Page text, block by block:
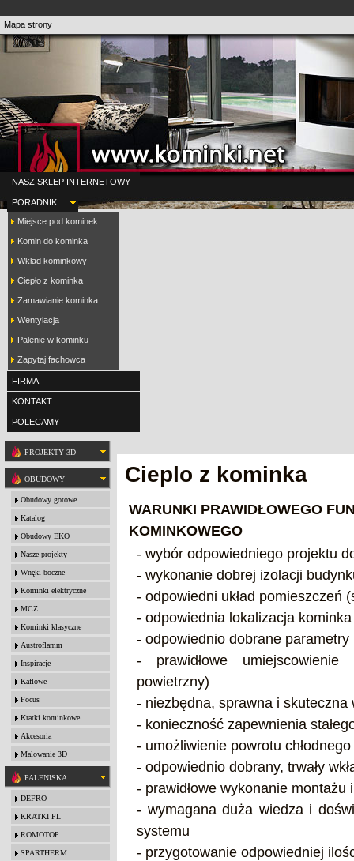
Mapa strony
NASZ SKLEP INTERNETOWY
PORADNIK
Miejsce pod kominek
Komin do kominka
Wkład kominkowy
Ciepło z kominka
Zamawianie kominka
Wentylacja
Palenie w kominku
Zapytaj fachowca
FIRMA
KONTAKT
POLECAMY
PROJEKTY 3D
OBUDOWY
Obudowy gotowe
Katalog
Obudowy EKO
Nasze projekty
Wnęki boczne
Kominki elektryczne
MCZ
Kominki klasyczne
Austroflamm
Inspiracje
Kaflowe
Focus
Kratki kominkowe
Akcesoria
Malowanie 3D
PALENISKA
DEFRO
KRATKI PL
ROMOTOP
SPARTHERM
Cieplo z kominka
WARUNKI PRAWIDŁOWEGO
KOMINKOWEGO
- wybór odpowiedniego projektu
- wykonanie dobrej izolacji
- odpowiedni układ pomieszczeń
- odpowiednia lokalizacja
- odpowiednio dobrane
- prawidłowe
powietrzny)
- niezbędna, sprawna i
- konieczność zapewnienia
- umożliwienie powrotu
- odpowiednio dobrany, trwały
- prawidłowe wykonanie montażu
- wymagana duża wiedza i
systemu
- przygotowanie odpowiedniej